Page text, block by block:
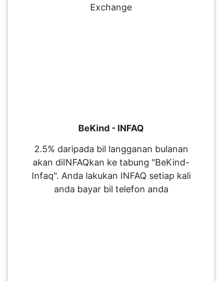
Exchange
BeKind - INFAQ
2.5% daripada bil langganan bulanan
akan diINFAQkan ke tabung "BeKind-
Infaq". Anda lakukan INFAQ setiap kali
anda bayar bil telefon anda